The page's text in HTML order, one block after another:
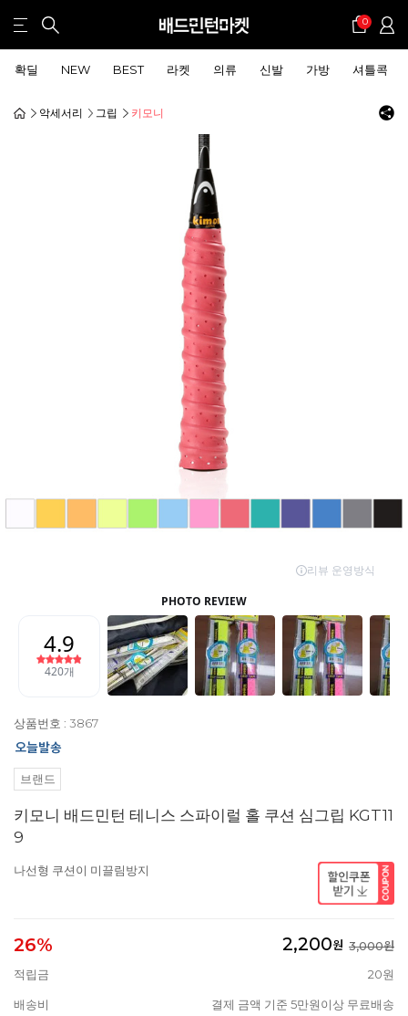
0
확딜 NEW BEST 라켓 의류 신발 가방 셔틀콕
악세서리 그립 키모니
상품번호 : 3867
브랜드
키모니 배드민턴 테니스 스파이럴 홀 쿠션 심그립 KGT11
9
나선형 쿠션이 미끌림방지
26% 2,200원 3,000원
적립금
20원
배송비 결제 금액 기준 5만원이상 무료배송